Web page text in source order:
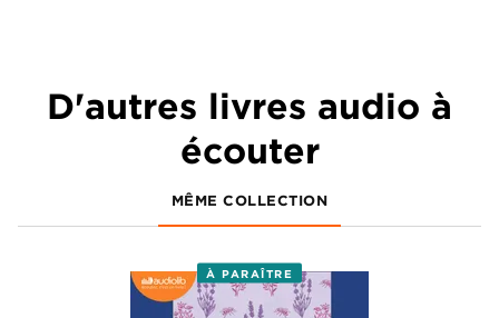
D'autres livres audio à
écouter
MÊME COLLECTION
À PARAÎTRE